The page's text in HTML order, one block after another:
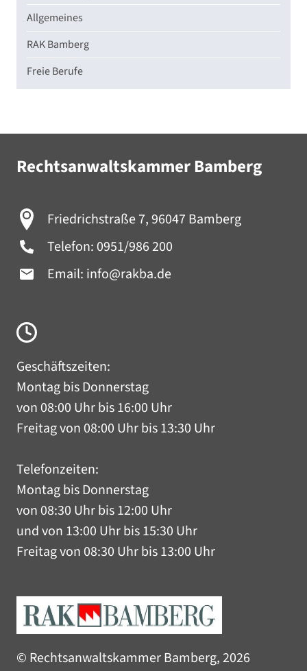
Allgemeines
RAK Bamberg
Freie Berufe
Rechtsanwaltskammer Bamberg
Friedrichstraße 7, 96047 Bamberg
Telefon: 0951/986 200
Email: info@rakba.de
Geschäftszeiten:
Montag bis Donnerstag
von 08:00 Uhr bis 16:00 Uhr
Freitag von 08:00 Uhr bis 13:30 Uhr
Telefonzeiten:
Montag bis Donnerstag
von 08:30 Uhr bis 12:00 Uhr
und von 13:00 Uhr bis 15:30 Uhr
Freitag von 08:30 Uhr bis 13:00 Uhr
© Rechtsanwaltskammer Bamberg, 2026